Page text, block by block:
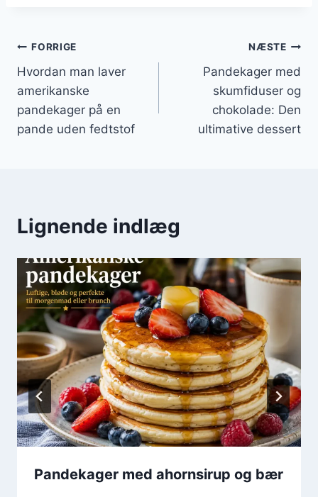
Indlægsnavigation
FORRIGE
Hvordan man laver
amerikanske
pandekager på en
pande uden fedtstof
NÆSTE
Pandekager med
skumfiduser og
chokolade: Den
ultimative dessert
Lignende indlæg
Pandekager med ahornsirup og bær